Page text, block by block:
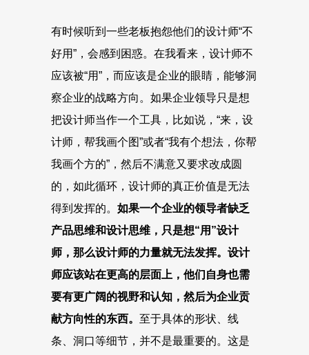
有时候听到一些老板抱怨他们的设计师“不
好用”，会感到困惑。在我看来，设计师不
应该被“用”，而应该是企业的眼睛，能够洞
察企业的战略方向。如果企业领导只是想
把设计师当作一个工具，比如说，“来，设
计师，帮我画个图”或者“我有个想法，你帮
我画个方的”，然后不满意又要求改成圆
的，如此循环，设计师的真正价值是无法
得到发挥的。 如果一个企业的领导者缺乏
产品思维和设计思维，只是想“用”设计
师，那么设计师的力量就无法发挥。设计
师应该站在更高的层面上，他们自身也需
要有更广阔的视野和认知，然后为企业贡
献方向性的东西。 至于具体的形状、线
条、洞口等细节，并不是最重要的。这是